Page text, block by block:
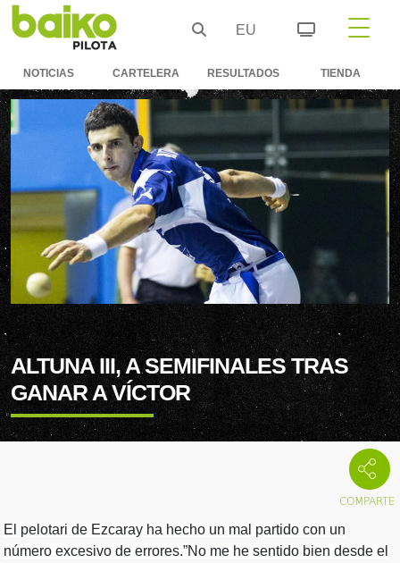
EU
NOTICIAS CARTELERA RESULTADOS TIENDA
ALTUNA III, A SEMIFINALES TRAS
GANAR A VÍCTOR
El pelotari de Ezcaray ha hecho un mal partido con un
número excesivo de errores.”No me he sentido bien desde el